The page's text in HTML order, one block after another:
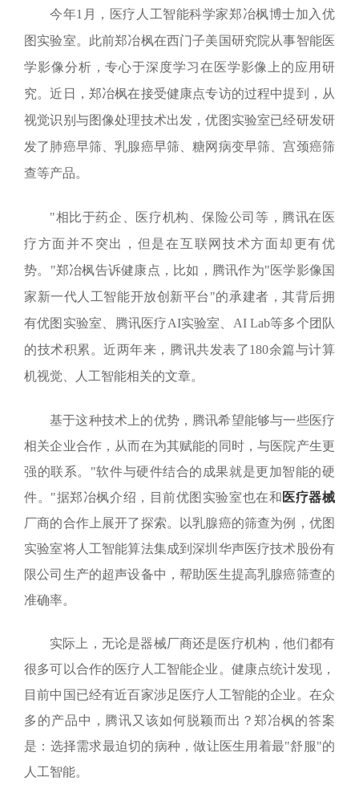
今年1 月，医疗人工智能科学家郑冶枫博士加入优
图实验室。此前郑冶枫在西门子美国研究院从事智能医
学影像分析，专心于深度学习在医学影像上的应用研
究。近日，郑冶枫在接受健康点专访的过程中提到，从
视觉识别与图像处理技术出发，优图实验室已经研发研
发了肺癌早筛、乳腺癌早筛、糖网病变早筛、宫颈癌筛
查等产品。
"相比于药企、医疗机构、保险公司等，腾讯在医
疗方面并不突出，但是在互联网技术方面却更有优
势。"郑冶枫告诉健康点，比如，腾讯作为"医学影像国
家新一代人工智能开放创新平台"的承建者，其背后拥
有优图实验室、腾讯医疗AI实验室、 AI Lab等多个团队
的技术积累。近两年来，腾讯共发表了180余篇与计算
机视觉、人工智能相关的文章。
基于这种技术上的优势，腾讯希望能够与一些医疗
相关企业合作，从而在为其赋能的同时，与医院产生更
强的联系。"软件与硬件结合的成果就是更加智能的硬
件。"据郑冶枫介绍，目前优图实验室也在和 医疗器械
厂商的合作上展开了探索。以乳腺癌的筛查为例，优图
实验室将人工智能算法集成到深圳华声医疗技术股份有
限公司生产的超声设备中，帮助医生提高乳腺癌筛查的
准确率。
实际上，无论是器械厂商还是医疗机构，他们都有
很多可以合作的医疗人工智能企业。健康点统计发现，
目前中国已经有近百家涉足医疗人工智能的企业。在众
多的产品中，腾讯又该如何脱颖而出？郑冶枫的答案
是：选择需求最迫切的病种，做让医生用着最"舒服"的
人工智能。